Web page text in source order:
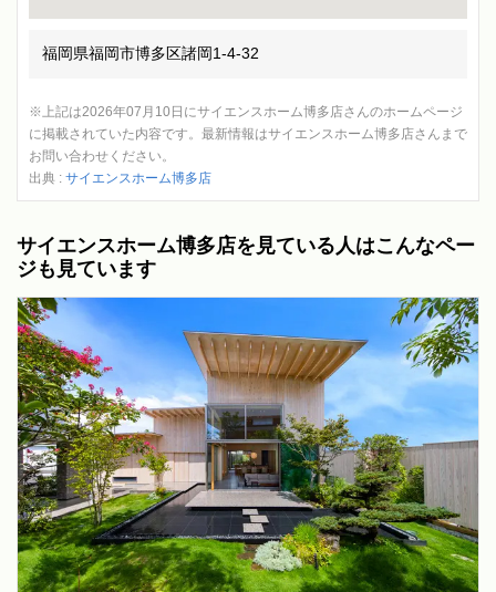
福岡県福岡市博多区諸岡1-4-32
※上記は2026年07月10日にサイエンスホーム博多店さんのホームページ
に掲載されていた内容です。最新情報はサイエンスホーム博多店さんまで
お問い合わせください。
出典 : サイエンスホーム博多店
サイエンスホーム博多店を見ている人はこんなペー
ジも見ています